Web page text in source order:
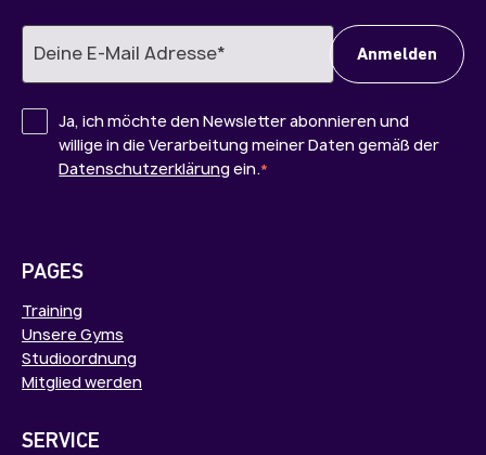
Ja, ich möchte den Newsletter abonnieren und
willige in die Verarbeitung meiner Daten gemäß der
Datenschutzerklärung ein.*
PAGES
Training
Unsere Gyms
Studioordnung
Mitglied werden
SERVICE